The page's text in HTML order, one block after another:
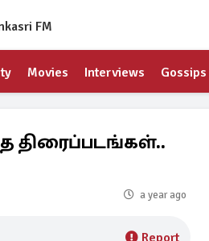
FM
Movies Interviews Gossips
திரைப்படங்கள்..
a year ago
Report